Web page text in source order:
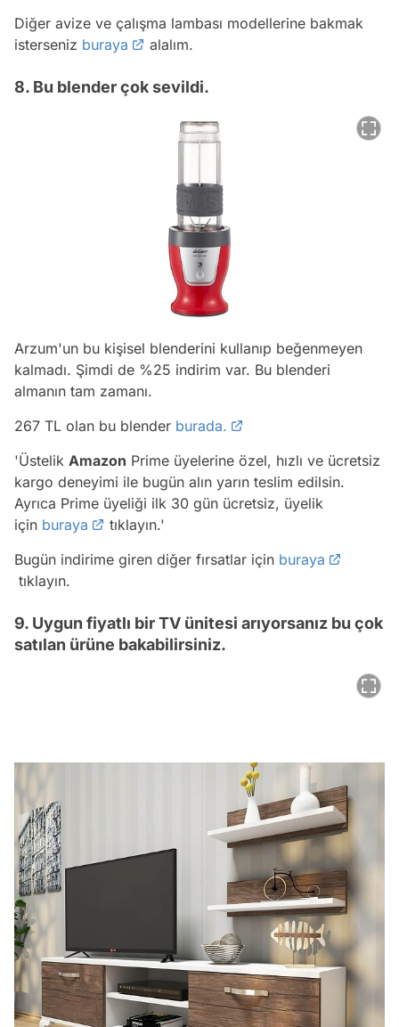
Diğer avize ve çalışma lambası modellerine bakmak
isterseniz buraya alalım.
8. Bu blender çok sevildi.
Arzum'un bu kişisel blenderini kullanıp beğenmeyen
kalmadı. Şimdi de %25 indirim var. Bu blenderi
almanın tam zamanı.
267 TL olan bu blender burada.
'Üstelik Amazon Prime üyelerine özel, hızlı ve ücretsiz
kargo deneyimi ile bugün alın yarın teslim edilsin.
Ayrıca Prime üyeliği ilk 30 gün ücretsiz, üyelik
için buraya
tıklayın.'
Bugün indirime giren diğer fırsatlar için buraya
tıklayın.
9. Uygun fiyatlı bir TV ünitesi arıyorsanız bu çok
satılan ürüne bakabilirsiniz.